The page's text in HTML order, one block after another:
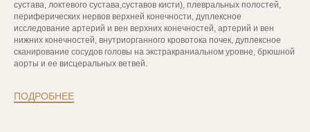
сустава, локтевого сустава,суставов кисти), плевральных полостей,
периферических нервов верхней конечности, дуплексное
исследование артерий и вен верхних конечностей, артерий и вен
нижних конечностей, внутриорганного кровотока почек, дуплексное
сканирование сосудов головы на экстракраниальном уровне, брюшной
аорты и ее висцеральных ветвей.
ПОДРОБНЕЕ